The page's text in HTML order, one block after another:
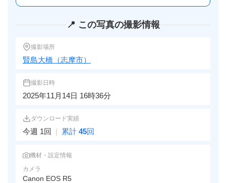
📍 この写真の撮影情報
撮影場所
賢島大橋（志摩市）
撮影日時
2025年11月14日 16時36分
ダウンロード実績
今週 1回 | 累計 45回
機材・設定情報
カメラ
Canon EOS R5